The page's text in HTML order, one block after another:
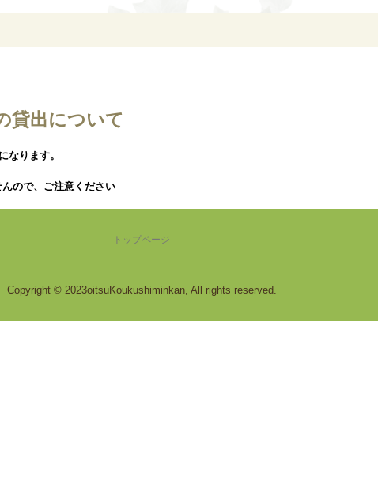
貸出について
なります。
ので、ご注意ください
トップページ
Copyright © 2023oitsuKoukushiminkan, All rights reserved.